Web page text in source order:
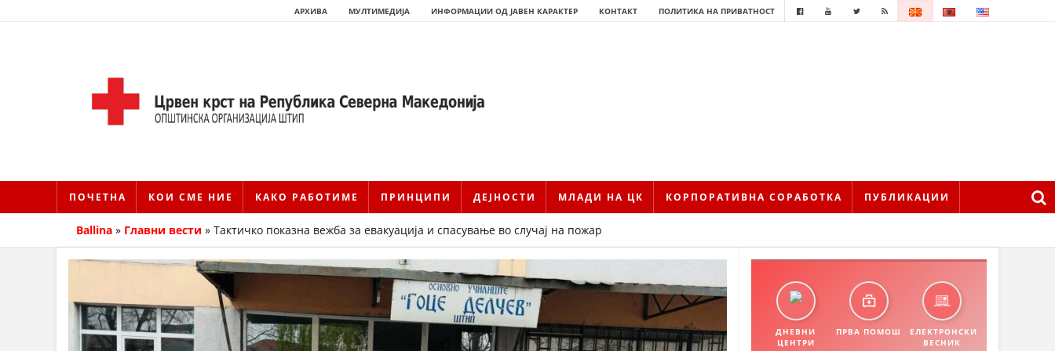
АРХИВА МУЛТИМЕДИЈА ИНФОРМАЦИИ ОД ЈАВЕН КАРАКТЕР КОНТАКТ ПОЛИТИКА НА ПРИВАТНОСТ
ПОЧЕТНА КОИ СМЕ НИЕ КАКО РАБОТИМЕ ПРИНЦИПИ ДЕЈНОСТИ МЛАДИ НА ЦК КОРПОРАТИВНА СОРАБОТКА ПУБЛИКАЦИИ
ИСТОРИЈАТ НА ЦКРМ
ИСТОРИЈАТ НА ДВИЖЕЊЕТО
Ballina » Главни вести » Тактичко показна вежба за евакуација и спасување во случај на пожар
ДНЕВНИ
ЦЕНТРИ
ПРВА ПОМОШ
ЕЛЕКТРОНСКИ
ВЕСНИК